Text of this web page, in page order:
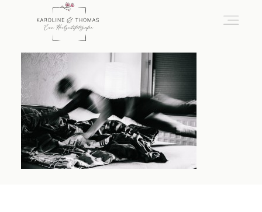
Hochzeit
das besondere Portrait